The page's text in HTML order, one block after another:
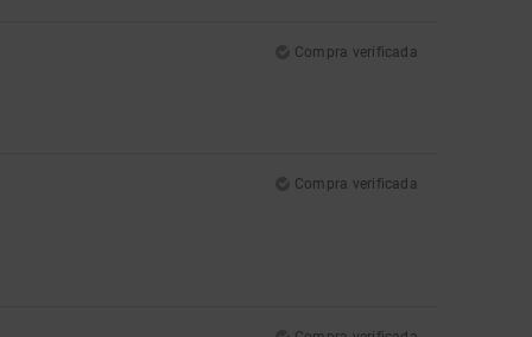
Compra verificada
Compra verificada